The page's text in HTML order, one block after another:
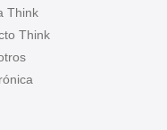
Think
Think